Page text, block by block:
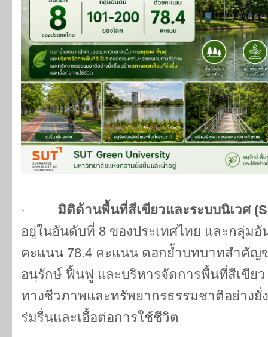
· มิติด้านพื้นที่สีเขียวและระบบนิเวศ (
อยู่ในอันดับที่ 8 ของประเทศไทย และกลุ่มอั
คะแนน 78.4 คะแนน ตอกย้ำบทบาทสำคัญ
อนุรักษ์ ฟื้นฟู และบริหารจัดการพื้นที่สีเขีย
ทางชีวภาพและทรัพยากรธรรมชาติอย่าง
ร่มรื่นและเอื้อต่อการใช้ชีวิต